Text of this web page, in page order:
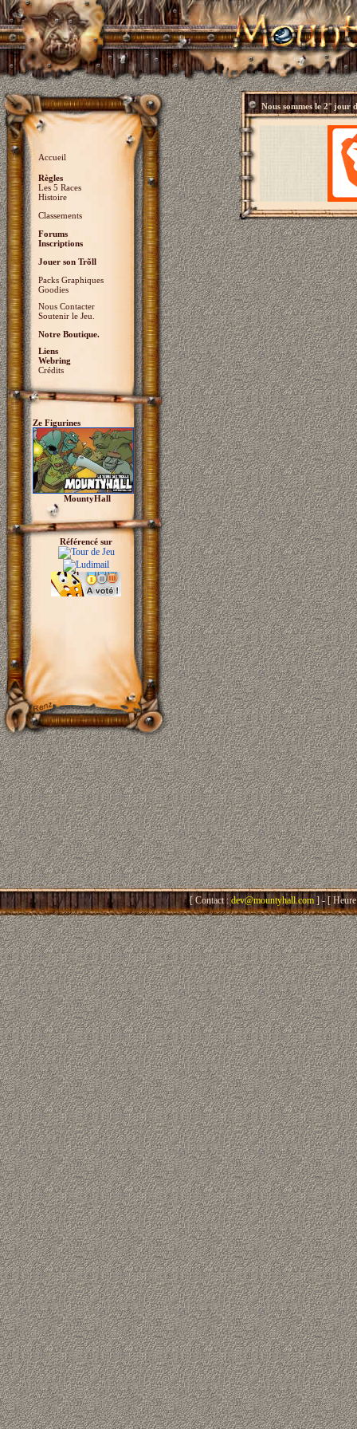
Accueil
Règles
Les 5 Races
Histoire
Classements
Forums
Inscriptions
Jouer son Trõll
Packs Graphiques
Goodies
Nous Contacter
Soutenir le Jeu.
Notre Boutique.
Liens
Webring
Crédits
Ze Figurines
MountyHall
Référencé sur
Nous sommes le2° jour
[ Contact : dev@mountyhall.com] - [ Heure